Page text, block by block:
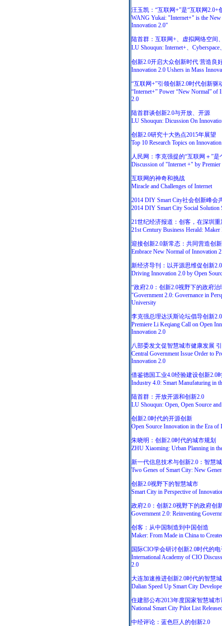
汪玉凯：“互联网+”是“互联网2.0+
WANG Yukai: "Internet+" is the
Innovation 2.0"
陆首群：互联网+、虚拟网络空间
LU Shouqun: Internet+、
创新2.0开启大众创新时代 营造良
Innovation 2.0 Ushers in Mass
“互联网+”引领创新2.0时代创新驱
“Internet+” Power “New Normal” of
2.0
陆首群谈创新2.0与开放、开源
LU Shouqun: Dicussion On
创新2.0研究十大热点2015年展望
Top 10 Research Topics on
人民网：李克强提的“互联网＋”是
Discussion of "Internet +" by
互联网的神奇和挑战
Miracle and Challenges of Internet
2014 DIY Smart City社会创新峰会
2014 DIY Smart City Social Solution
21世纪经济报道：创客，在深圳
21st Century Business Herald:
迎接创新2.0新常态：共同营造创
Embrace New Normal of Innovation
新经济导刊：以开源思维促创新2.0
Driving Innovation 2.0 by Open
“政府2.0：创新2.0视野下的政府
"Government 2.0: Governance in
University
李克强总理达沃斯论坛倡导创新
Premiere Li Keqiang Call on Open
Innovation 2.0
八部委发文促智慧城市健康发展
Central Government Issue Order to
Innovation 2.0
借鉴德国工业4.0经验建设创新2.0
Industry 4.0: Smart Manufaturing in
陆首群：开放开源和创新2.0
LU Shouqun: Open, Open Source
创新2.0时代的开源创新
Open Source Innovation in the Era of
朱晓明：创新2.0时代的城市规划
ZHU Xiaoming: Urban Planning in
新一代信息技术与创新2.0：智慧
Two Genes of Smart City: New
创新2.0视野下的智慧城市
Smart City in Perspective of
政府2.0：创新2.0视野下的政府创
Government 2.0: Reinventing
创客：从中国制造到中国创造
Maker: From Made in China to
国际CIO学会研讨创新2.0时代的
International Academy of CIO
2.0
大连加速推进创新2.0时代的智慧
Dalian Speed Up Smart City
住建部公布2013年度国家智慧城
National Smart City Pilot List
中经评论：蓝色巨人的创新2.0